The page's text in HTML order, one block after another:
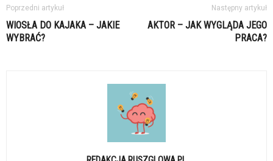
Poprzedni artykuł
WIOSŁA DO KAJAKA – JAKIE
WYBRAĆ?
Następny artykuł
AKTOR – JAK WYGLĄDA JEGO
PRACA?